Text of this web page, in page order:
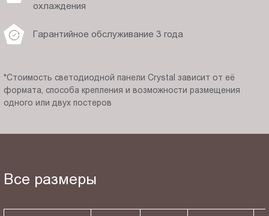
охлаждения
Гарантийное обслуживание 3 года
*Стоимость светодиодной панели Crystal зависит от её
формата, способа крепления и возможности размещения
одного или двух постеров
Все размеры